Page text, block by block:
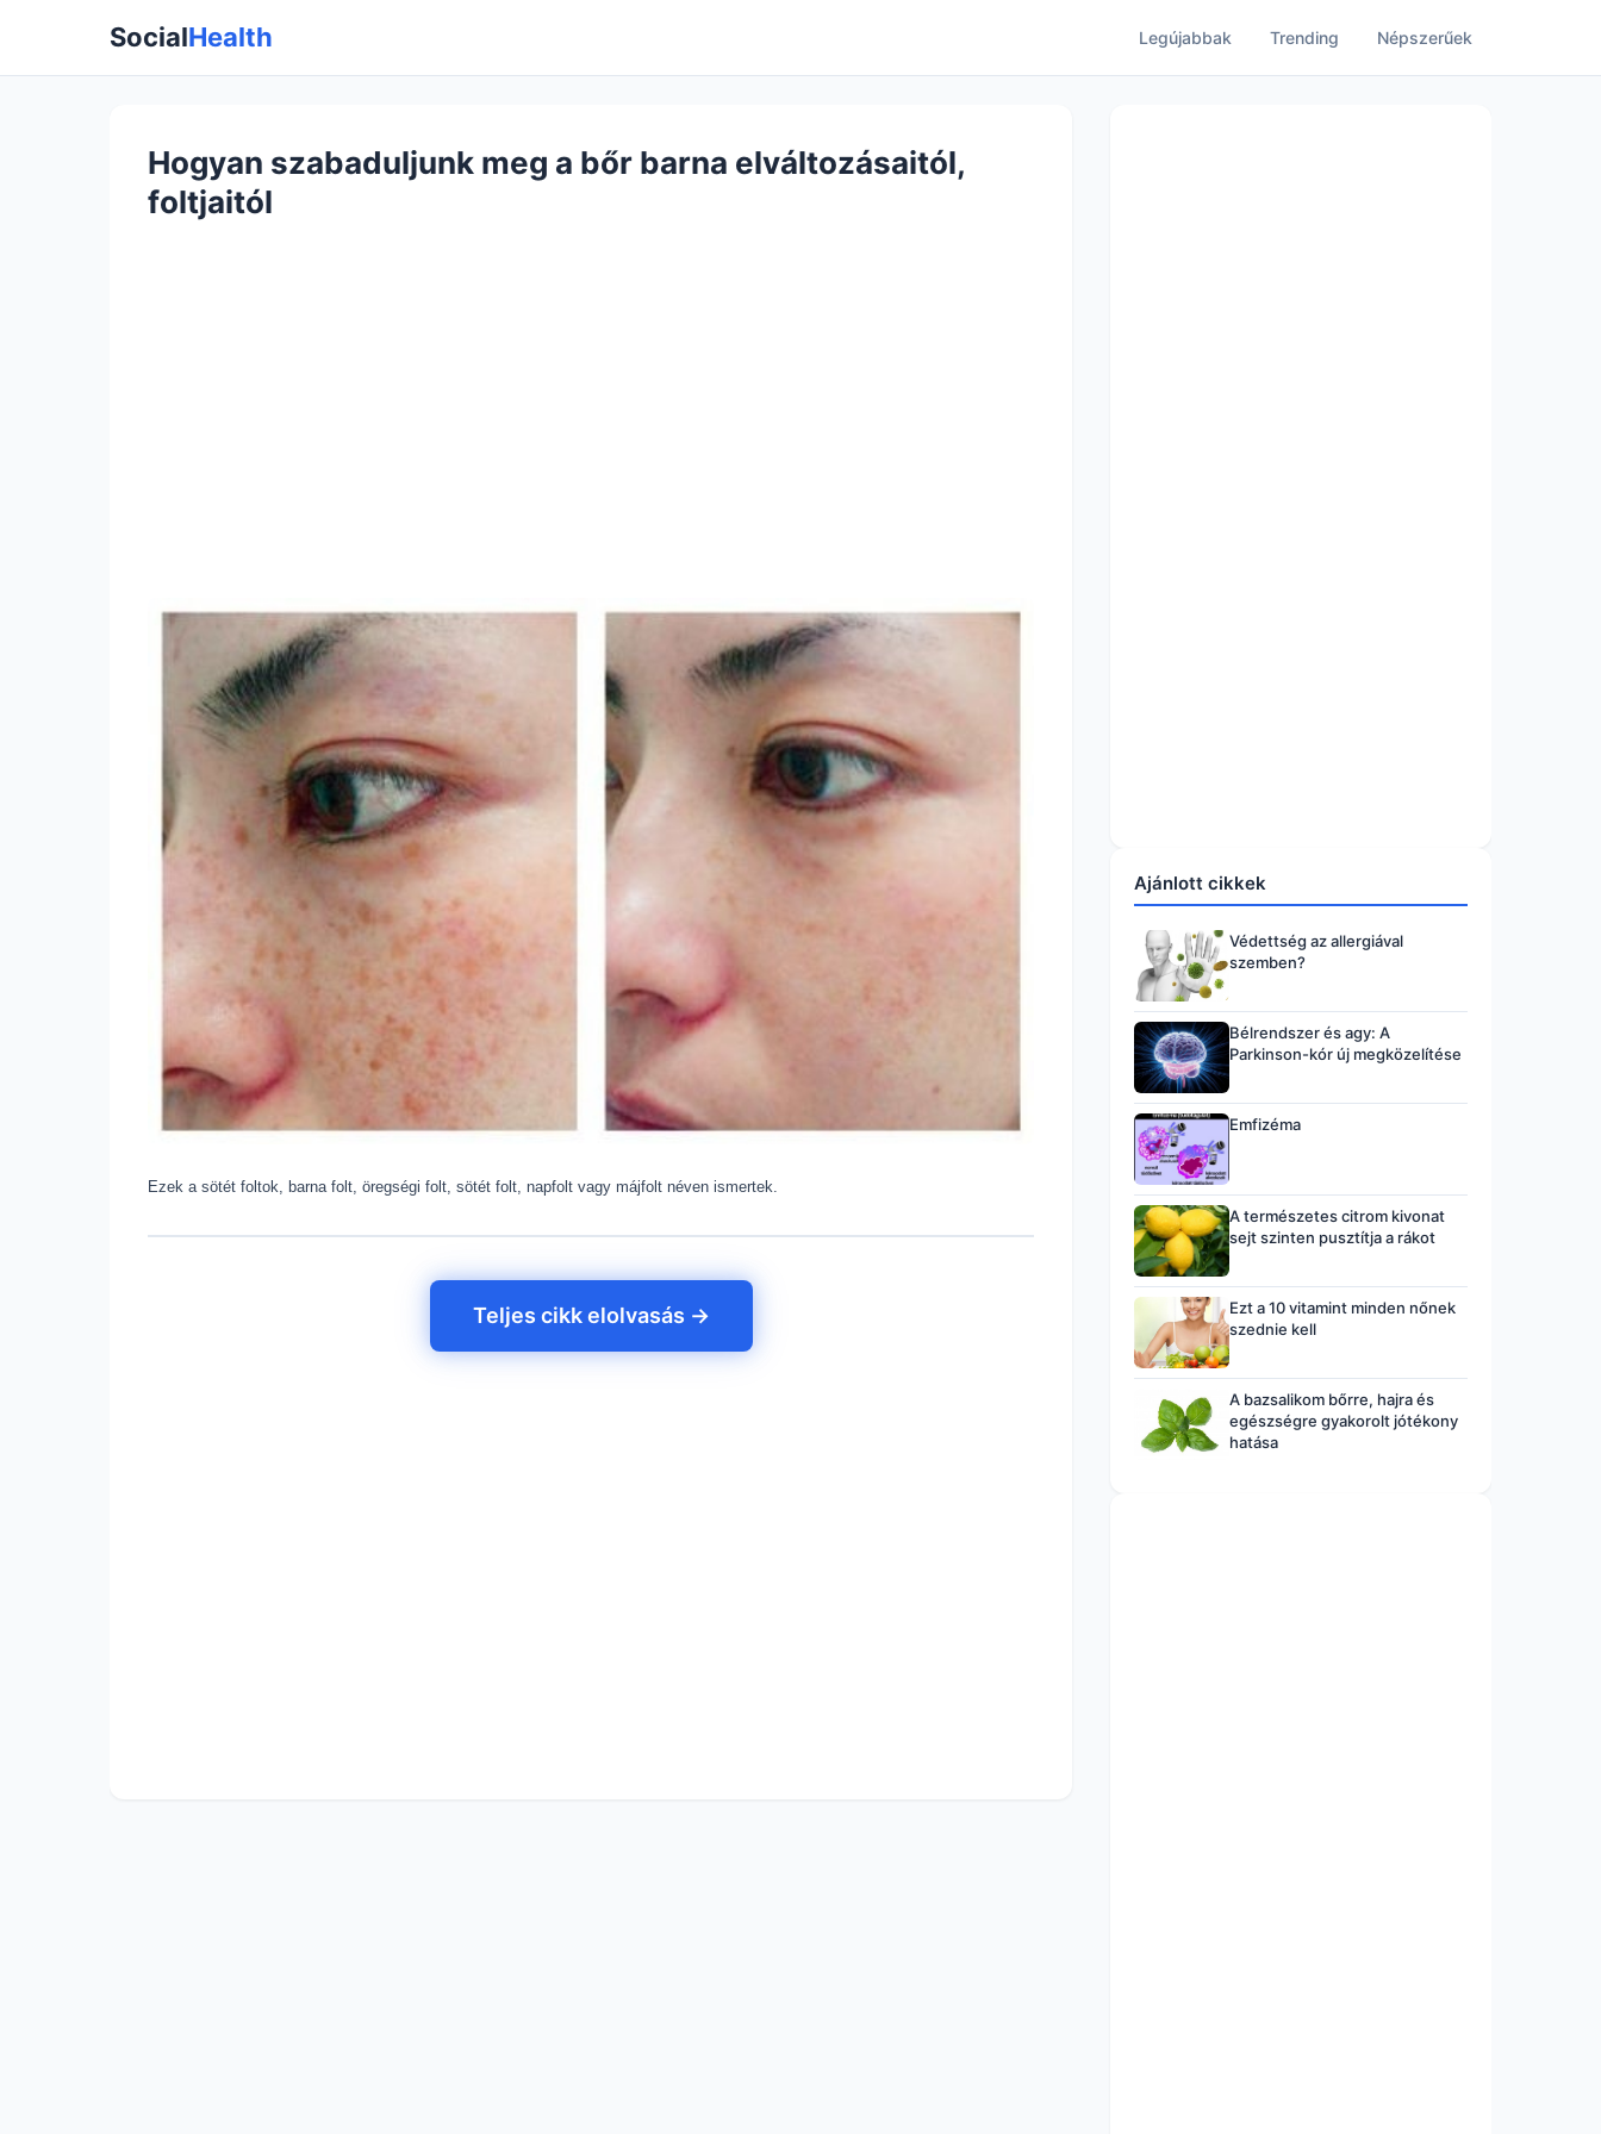
SocialHealth Legújabbak Trending Népszerűek
Hogyan szabaduljunk meg a bőr barna elváltozásaitól,
foltjaitól
Ezek a sötét foltok, barna folt, öregségi folt, sötét folt, napfolt vagy májfolt néven ismertek.
Teljes cikk elolvasás →
Ajánlott cikkek
Védettség az allergiával
szemben?
Bélrendszer és agy: A
Parkinson-kór új megközelítése
Emfizéma
A természetes citrom kivonat
sejt szinten pusztítja a rákot
Ezt a 10 vitamint minden nőnek
szednie kell
A bazsalikom bőrre, hajra és
egészségre gyakorolt jótékony
hatása